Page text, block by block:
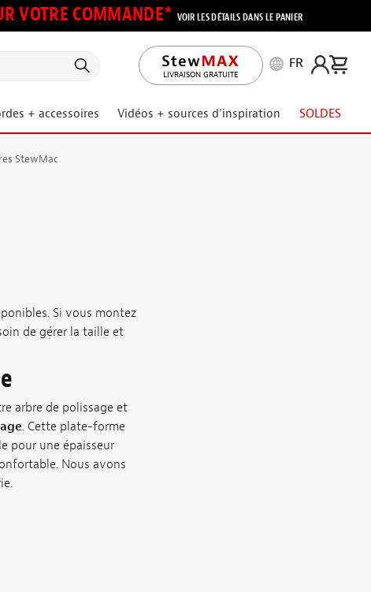
VOTRE COMMANDE* VOIR LES DÉTAILS DANS LE PANIER
LIVRAISON GRATUITE
FR
+ accessoires Vidéos + sources d’inspiration SOLDES
StewMac
Si vous montez
de gérer la taille et
arbre de polissage et
. Cette plate-forme
pour une épaisseur
Nous avons